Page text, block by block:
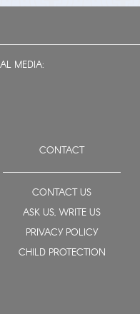
MEDIA:
CONTACT
CONTACT US
ASK US, WRITE US
PRIVACY POLICY
CHILD PROTECTION